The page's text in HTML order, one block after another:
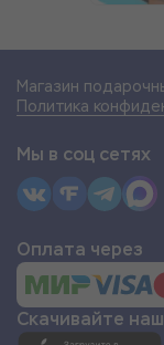
Магазин
Политика
Мы в соц сетях
Оплата через
Скачивайте